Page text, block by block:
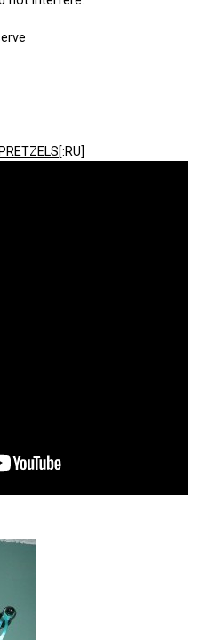
[:RU]